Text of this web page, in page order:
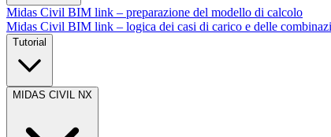
Midas Civil BIM link – preparazione del modello di calcolo
Midas Civil BIM link – logica dei casi di carico e delle
Tutorial
MIDAS CIVIL NX